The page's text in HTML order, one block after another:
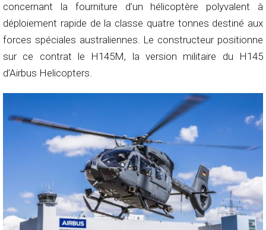
concernant la fourniture d’un hélicoptère polyvalent à
déploiement rapide de la classe quatre tonnes destiné aux
forces spéciales australiennes. Le constructeur positionne
sur ce contrat le H145M, la version militaire du H145
d’Airbus Helicopters.